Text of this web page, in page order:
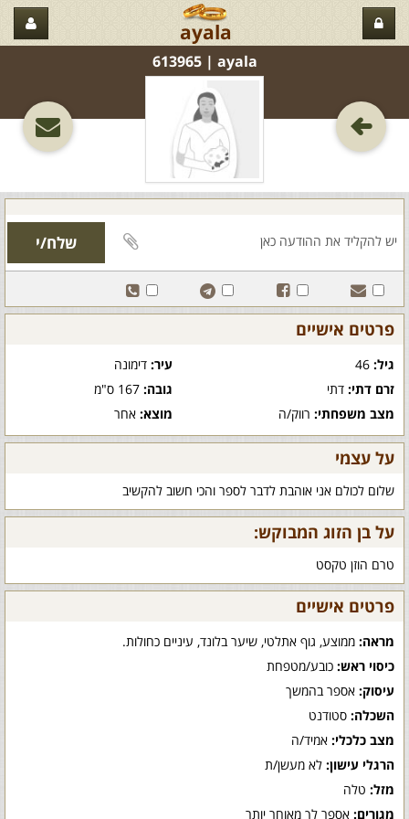
ayala
ayala‏ | 613965
פרטים אישיים
גיל: עיר:דימונה
זרם דתי: דתי גובה:167 ס"מ
מצב משפחתי: רווק/ה מוצא:אחר
על עצמי
שלום לכולם אני אוהבת לדבר לספר והכי חשוב להקשיב
על בן הזוג המבוקש:
טרם הוזן טקסט
פרטים אישיים
מראה: ממוצע, גוף אתלטי, שיער בלונד, עיניים כחולות.
כיסוי ראש: כובע/מטפחת
עיסוק: אספר בהמשך
השכלה: סטודנט
מצב כלכלי: אמיד/ה
הרגלי עישון: לא מעשן/ת
מזל: טלה
מגורים: אספר לך מאוחר יותר